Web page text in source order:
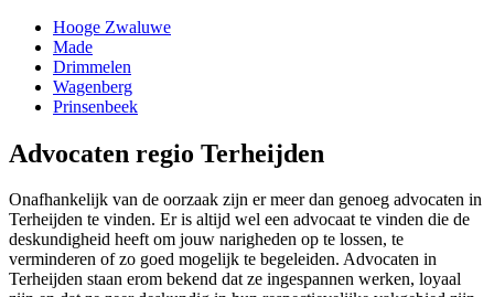
Hooge Zwaluwe
Made
Drimmelen
Wagenberg
Prinsenbeek
Advocaten regio Terheijden
Onafhankelijk van de oorzaak zijn er meer dan genoeg advocaten in
Terheijden te vinden. Er is altijd wel een advocaat te vinden die de
deskundigheid heeft om jouw narigheden op te lossen, te
verminderen of zo goed mogelijk te begeleiden. Advocaten in
Terheijden staan erom bekend dat ze ingespannen werken, loyaal